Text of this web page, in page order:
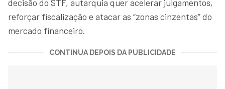
decisão do STF, autarquia quer acelerar julgamentos,
reforçar fiscalização e atacar as “zonas cinzentas” do
mercado financeiro.
CONTINUA DEPOIS DA PUBLICIDADE